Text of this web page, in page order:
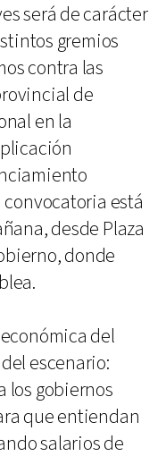
será de carácter
gremios
contra las
de
en la
está
desde Plaza
donde
del
escenario:
los gobiernos
que entiendan
salarios de